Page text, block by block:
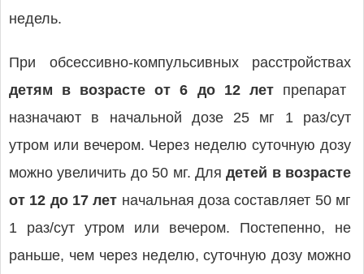
недель.
При обсессивно-компульсивных расстройствах
детям в возрасте от 6 до 12 лет препарат
назначают в начальной дозе 25 мг 1 раз/сут
утром или вечером. Через неделю суточную дозу
можно увеличить до 50 мг. Для детей в возрасте
от 12 до 17 лет начальная доза составляет 50 мг
1 раз/сут утром или вечером. Постепенно, не
раньше, чем через неделю, суточную дозу можно